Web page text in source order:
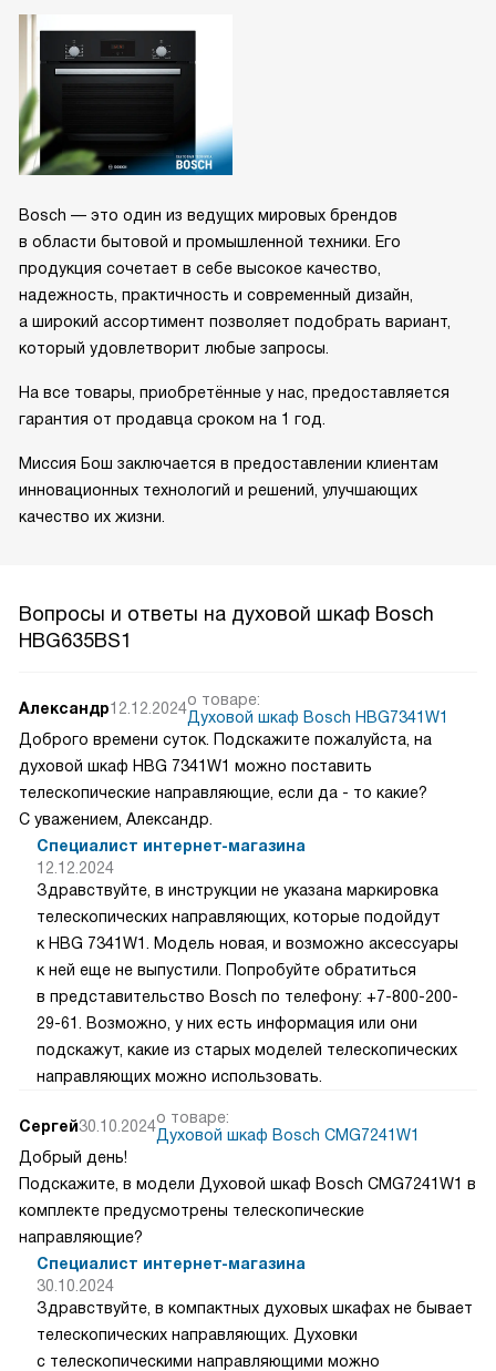
Bosch — это один из ведущих мировых брендов
в области бытовой и промышленной техники. Его
продукция сочетает в себе высокое качество,
надежность, практичность и современный дизайн,
а широкий ассортимент позволяет подобрать вариант,
который удовлетворит любые запросы.
На все товары, приобретённые у нас, предоставляется
гарантия от продавца сроком на 1 год.
Миссия Бош заключается в предоставлении клиентам
инновационных технологий и решений, улучшающих
качество их жизни.
Вопросы и ответы на духовой шкаф Bosch
HBG635BS1
Александр12.12.2024о товаре:
Духовой шкаф Bosch HBG7341W1
Доброго времени суток. Подскажите пожалуйста, на
духовой шкаф HBG 7341W1 можно поставить
телескопические направляющие, если да - то какие?
С уважением, Александр.
Специалист интернет-магазина
12.12.2024
Здравствуйте, в инструкции не указана маркировка
телескопических направляющих, которые подойдут
к HBG 7341W1. Модель новая, и возможно аксессуары
к ней еще не выпустили. Попробуйте обратиться
в представительство Bosch по телефону: +7-800-200-
29-61. Возможно, у них есть информация или они
подскажут, какие из старых моделей телескопических
направляющих можно использовать.
Сергей30.10.2024о товаре:
Духовой шкаф Bosch CMG7241W1
Добрый день!
Подскажите, в модели Духовой шкаф Bosch CMG7241W1 в
комплекте предусмотрены телескопические
направляющие?
Специалист интернет-магазина
30.10.2024
Здравствуйте, в компактных духовых шкафах не бывает
телескопических направляющих. Духовки
с телескопическими направляющими можно